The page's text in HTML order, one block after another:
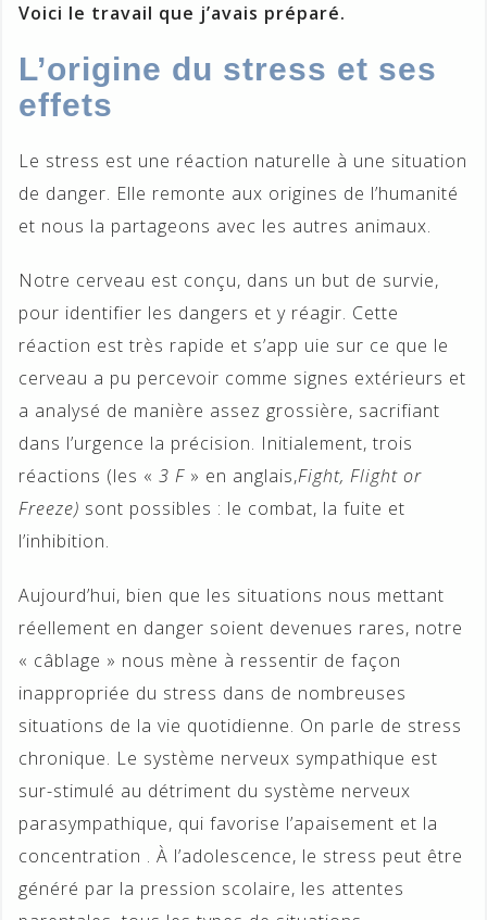
Voici le travail que j’avais préparé.
L’origine du stress et ses
effets
Le stress est une réaction naturelle à une situation
de danger. Elle remonte aux origines de l’humanité
et nous la partageons avec les autres animaux.
Notre cerveau est conçu, dans un but de survie,
pour identifier les dangers et y réagir. Cette
réaction est très rapide et s’app uie sur ce que le
cerveau a pu percevoir comme signes extérieurs et
a analysé de manière assez grossière, sacrifiant
dans l’urgence la précision. Initialement, trois
réactions (les « 3 F » en anglais,Fight, Flight or
Freeze) sont possibles : le combat, la fuite et
l’inhibition.
Aujourd’hui, bien que les situations nous mettant
réellement en danger soient devenues rares, notre
« câblage » nous mène à ressentir de façon
inappropriée du stress dans de nombreuses
situations de la vie quotidienne. On parle de stress
chronique. Le système nerveux sympathique est
sur-stimulé au détriment du système nerveux
parasympathique, qui favorise l’apaisement et la
concentration . À l’adolescence, le stress peut être
généré par la pression scolaire, les attentes